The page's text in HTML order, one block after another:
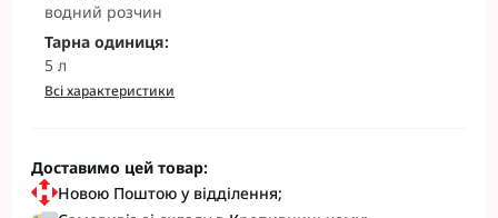
водний розчин
Тарна одиниця:
5 л
Всі характеристики
Доставимо цей товар:
Новою Поштою у відділення;